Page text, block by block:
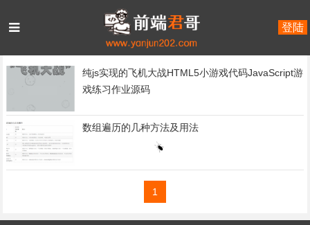
登陆
JavaScript游戏
纯js实现的飞机大战HTML5小游戏代码JavaScript游
戏练习作业源码
数组遍历的几种方法及用法
1